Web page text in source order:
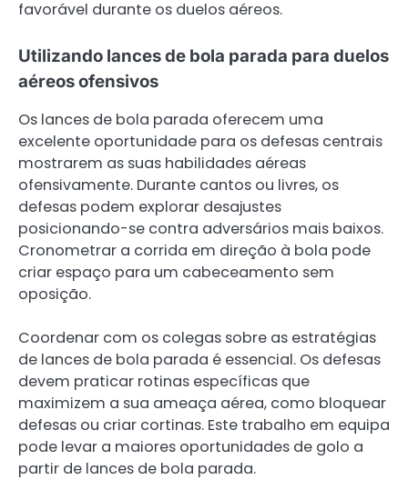
favorável durante os duelos aéreos.
Utilizando lances de bola parada para duelos
aéreos ofensivos
Os lances de bola parada oferecem uma
excelente oportunidade para os defesas centrais
mostrarem as suas habilidades aéreas
ofensivamente. Durante cantos ou livres, os
defesas podem explorar desajustes
posicionando-se contra adversários mais baixos.
Cronometrar a corrida em direção à bola pode
criar espaço para um cabeceamento sem
oposição.
Coordenar com os colegas sobre as estratégias
de lances de bola parada é essencial. Os defesas
devem praticar rotinas específicas que
maximizem a sua ameaça aérea, como bloquear
defesas ou criar cortinas. Este trabalho em equipa
pode levar a maiores oportunidades de golo a
partir de lances de bola parada.